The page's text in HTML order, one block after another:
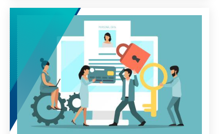
vorliegenden Entwurf ist dies nur zum Teil
gelungen. Nur als erster Schritt wäre er
politisch und wirtschaftlich sinnvoll. Für sich
alleine kann er nicht funktionieren.